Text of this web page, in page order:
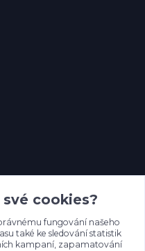
své cookies?
fungování našeho
také ke sledování statistik
kampaní, zapamatování